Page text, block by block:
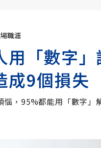
職涯
用「數字
成9個損失
惱，95%都能用「數字」